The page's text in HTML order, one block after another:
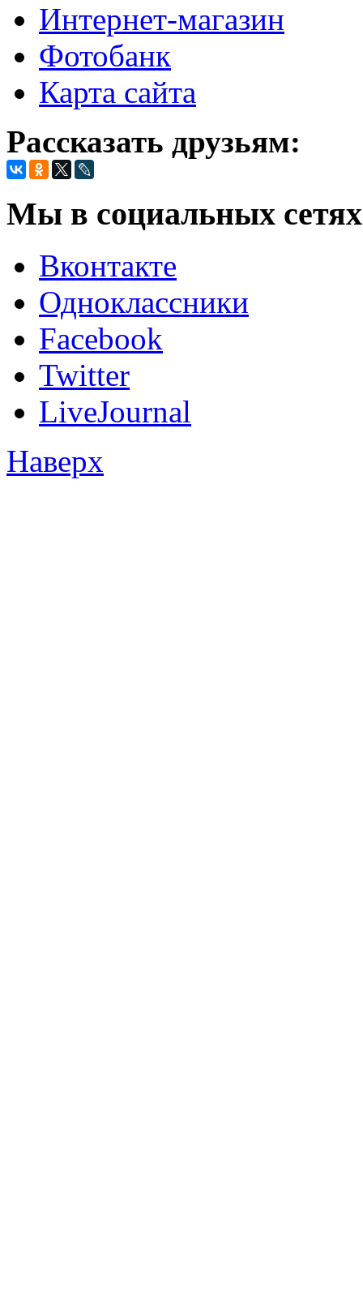
Интернет-магазин
Фотобанк
Карта сайта
Рассказать друзьям:
Мы в социальных
Вконтакте
Одноклассники
Facebook
Twitter
LiveJournal
Наверх